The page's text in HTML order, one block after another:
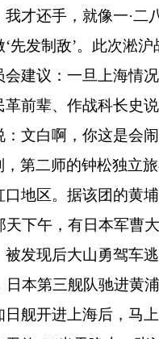
才还手，就像一·
先发制敌’。此次淞
建议：一旦上海情
革前辈、作战科长史
：文白啊，你这是会
，第二师的钟松独立
口地区。据该团的黄
天下午，有日本军曹
被发现后大山勇驾车
日本第三舰队驰进黄
日舰开进上海后，马